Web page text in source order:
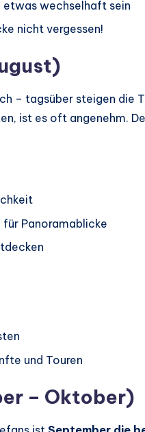
etwas wechselhaft sein
nicht vergessen!
– tagsüber steigen die
ist es oft angenehm.
Panoramablicke
und Touren
– Oktober)